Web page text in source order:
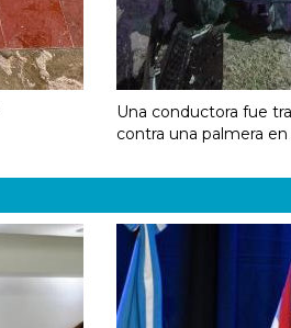
Una conductora fue
contra una palmera